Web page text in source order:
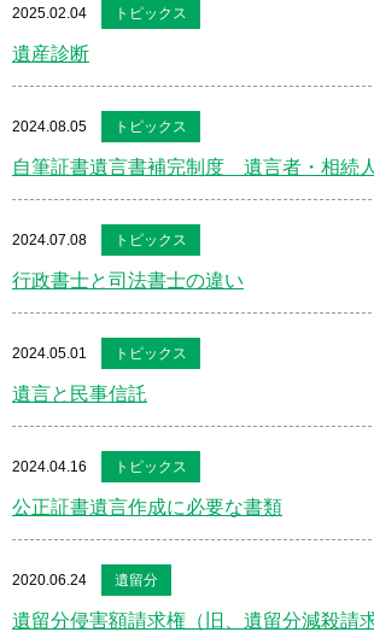
2025.02.04 トピックス
遺産診断
2024.08.05 トピックス
自筆証書遺言書補完制度 遺言者・相続
2024.07.08 トピックス
行政書士と司法書士の違い
2024.05.01 トピックス
遺言と民事信託
2024.04.16 トピックス
公正証書遺言作成に必要な書類
2020.06.24 遺留分
遺留分侵害額請求権（旧、遺留分減殺請求